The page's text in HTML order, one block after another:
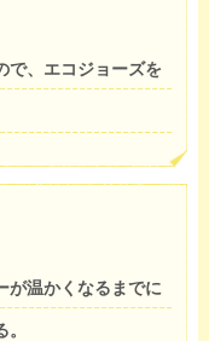
で、エコジョーズを
が温かくなるまでに